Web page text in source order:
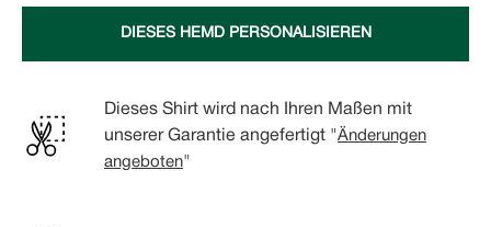
DIESES HEMD PERSONALISIEREN
Dieses Shirt wird nach Ihren Maßen mit
unserer Garantie angefertigt "Änderungen
angeboten"